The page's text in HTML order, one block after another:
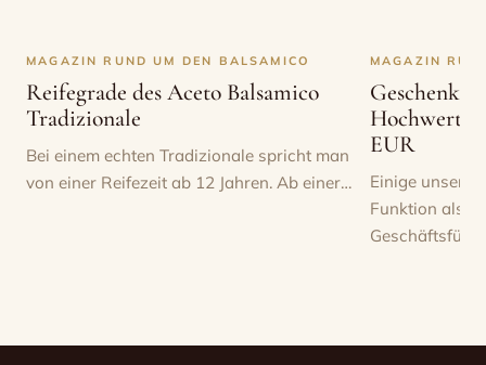
MAGAZIN RUND UM DEN BALSAMICO
Reifegrade des Aceto Balsamico
Tradizionale
Bei einem echten Tradizionale spricht man
von einer Reifezeit ab 12 Jahren. Ab einer…
MAGAZIN
EUR
Einige
Funktion als